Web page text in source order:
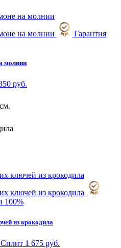
Гарантия
молнии
руб.
100%
из крокодила
Сплит 1 675 руб.